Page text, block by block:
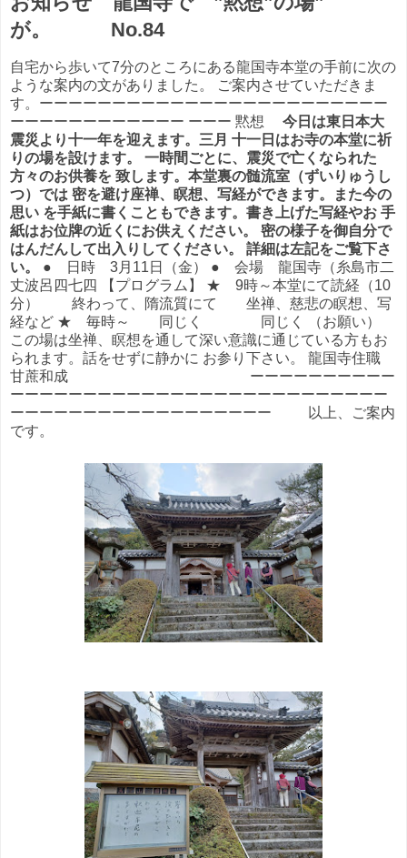
が。 No.84
自宅から歩いて7分のところにある龍国寺本堂の手前に次の
ような案内の文がありました。 ご案内させていただきま
す。ーーーーーーーーーーーーーーーーーーーーーーーー
ーーーーーーーーーーーー ーーー 黙想
今日は東日本大
震災より十一年を迎えます。三月 十一日はお寺の本堂に祈
りの場を設けます。 一時間ごとに、震災で亡くなられた
方々のお供養を 致します。本堂裏の髄流室（ずいりゅうし
つ）では 密を避け座禅、瞑想、写経ができます。また今の
思い を手紙に書くこともできます。書き上げた写経やお 手
紙はお位牌の近くにお供えください。 密の様子を御自分で
はんだんして出入りしてください。 詳細は左記をご覧下さ
い。 ● 日時 3月11日（金） ● 会場 龍国寺（糸島市二
丈波呂四七四 【プログラム】 ★ 9時～本堂にて読経（10
分） 終わって、隋流質にて 坐禅、慈悲の瞑想、写
経など ★ 毎時～ 同じく 同じく （お願い）
この場は坐禅、瞑想を通して深い意識に通じている方もお
られます。話をせずに静かに お参り下さい。 龍国寺住職
甘蔗和成 ーーーーーーーーーー
ーーーーーーーーーーーーーーーーーーーーーーーーーー
ーーーーーーーーーーーーーーーーーー 以上、ご案内
です。